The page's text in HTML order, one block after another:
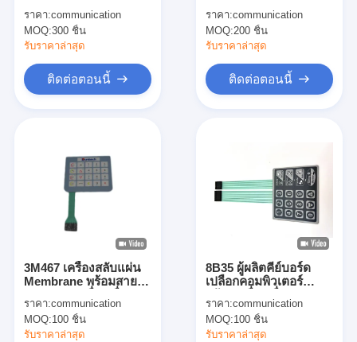
วิดีโอ
รายการ VR
ทัวร์โรงงาน
การควบคุมคุณภาพ
ราคา:communication
MOQ:300 ชิ้น
รับราคาล่าสุด
ติดต่อตอนนี้
2.54MM หญิง
Connector Houdsing
ราคา:communication
MOQ:200 ชิ้น
รับราคาล่าสุด
ติดต่อตอนนี้
3M467 เครื่องสลับแผ่น
Membrane พร้อมสาย
หลายสาย
ราคา:communication
MOQ:100 ชิ้น
รับราคาล่าสุด
8B35 ผู้ผลิตคีย์บอร์ด
เปลือกคอมพิวเตอร์
มม
ราคา:communication
MOQ:100 ชิ้น
รับราคาล่าสุด